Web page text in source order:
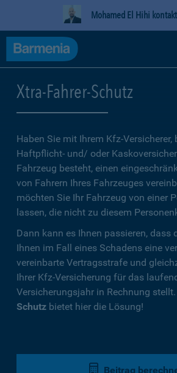
Mohamed El Hihi
Xtra-Fahrer-Schutz
Haben Sie mit Ihrem Kfz-Versicherer,
Haftpflicht- und/ oder
Fahrzeug besteht, einen
von Fahrern Ihres Fahrzeuges
möchten Sie Ihr Fahrzeug von einer
lassen, die nicht zu diesem
Dann kann es Ihnen passieren, dass
Ihnen im Fall eines Schadens eine
vereinbarte Vertragsstrafe und
Ihrer Kfz-Versicherung für das
Versicherungsjahr in Rechnung stellt.
Schutz bietet hier die Lösung!
Beitrag